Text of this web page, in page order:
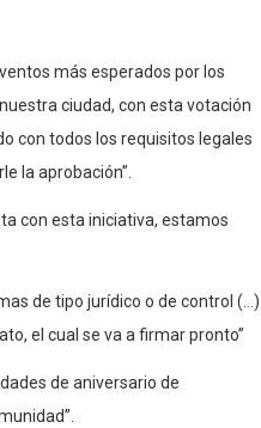
más esperados por los
ciudad, con esta votación
con todos los requisitos legales
la aprobación”.
con esta iniciativa, estamos
de tipo jurídico o de control (…)
el cual se va a firmar pronto”
de aniversario de